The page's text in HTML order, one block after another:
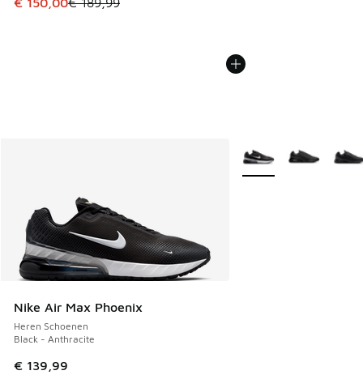
Nike Air Max Phoenix
Heren Schoenen
Black - Anthracite
€ 139,99
Meer kleuren